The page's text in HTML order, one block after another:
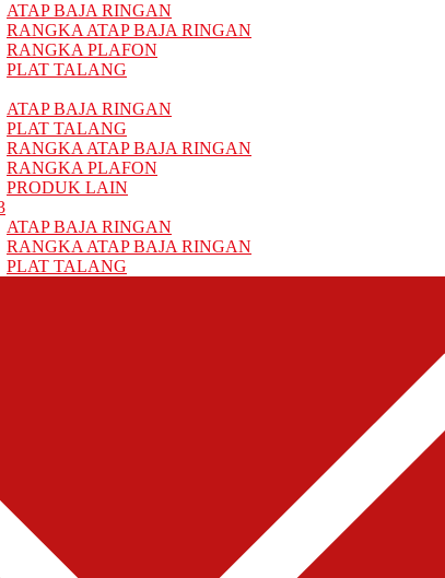
ATAP BAJA RINGAN
RANGKA ATAP BAJA RINGAN
RANGKA PLAFON
PLAT TALANG
ATAP BAJA RINGAN
PLAT TALANG
RANGKA ATAP BAJA RINGAN
RANGKA PLAFON
PRODUK LAIN
ATAP BAJA RINGAN
RANGKA ATAP BAJA RINGAN
PLAT TALANG